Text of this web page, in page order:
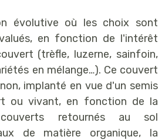
évolutive où les choix sont
en fonction de l'intérêt
(trèfle, luzerne, sainfoin,
en mélange…). Ce couvert
implanté en vue d'un semis
ou vivant, en fonction de la
retournés au sol
de matière organique, la